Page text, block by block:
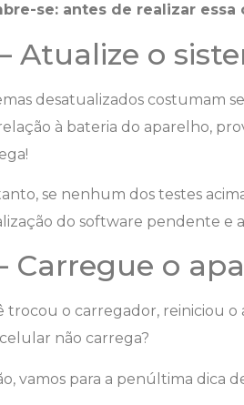
se: antes de realizar
Atualize o
desatualizados costumam
à bateria do aparelho,
se nenhum dos testes
do software pendente e
Carregue o
trocou o carregador, reiniciou o
não carrega?
vamos para a penúltima dica